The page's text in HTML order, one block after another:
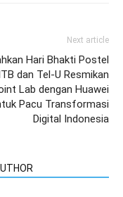
Next article
Hari Bhakti Postel
dan Tel-U Resmikan
Lab dengan Huawei
Pacu Transformasi
Digital Indonesia